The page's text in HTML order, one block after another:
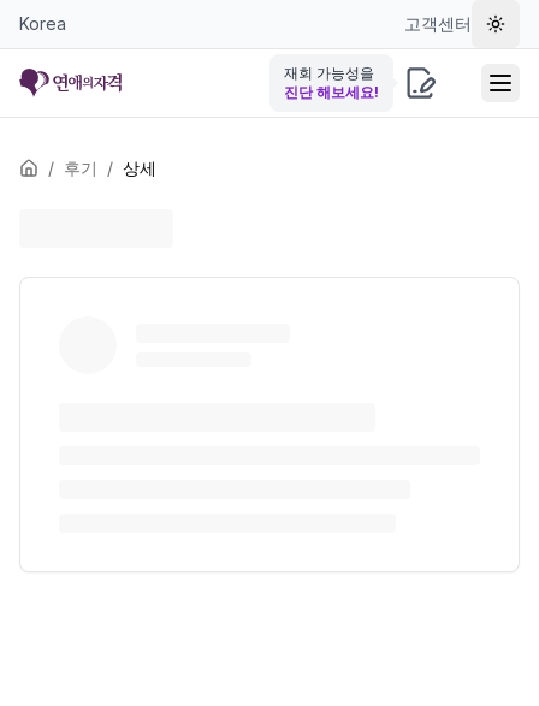
Korea 고객센터 테마
재회 가능성을
진단 해보세요!
/ 후기 / 상세